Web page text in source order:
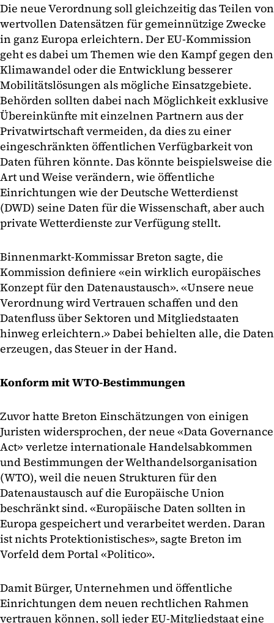
Die neue Verordnung soll gleichzeitig das Teilen von
wertvollen Datensätzen für gemeinnützige Zwecke
in ganz Europa erleichtern. Der EU-Kommission
geht es dabei um Themen wie den Kampf gegen den
Klimawandel oder die Entwicklung besserer
Mobilitätslösungen als mögliche Einsatzgebiete.
Behörden sollten dabei nach Möglichkeit exklusive
Übereinkünfte mit einzelnen Partnern aus der
Privatwirtschaft vermeiden, da dies zu einer
eingeschränkten öffentlichen Verfügbarkeit von
Daten führen könnte. Das könnte beispielsweise die
Art und Weise verändern, wie öffentliche
Einrichtungen wie der Deutsche Wetterdienst
(DWD) seine Daten für die Wissenschaft, aber auch
private Wetterdienste zur Verfügung stellt.
Binnenmarkt-Kommissar Breton sagte, die
Kommission definiere «ein wirklich europäisches
Konzept für den Datenaustausch». «Unsere neue
Verordnung wird Vertrauen schaffen und den
Datenfluss über Sektoren und Mitgliedstaaten
hinweg erleichtern.» Dabei behielten alle, die Daten
erzeugen, das Steuer in der Hand.
Konform mit WTO-Bestimmungen
Zuvor hatte Breton Einschätzungen von einigen
Juristen widersprochen, der neue «Data Governance
Act» verletze internationale Handelsabkommen
und Bestimmungen der Welthandelsorganisation
(WTO), weil die neuen Strukturen für den
Datenaustausch auf die Europäische Union
beschränkt sind. «Europäische Daten sollten in
Europa gespeichert und verarbeitet werden. Daran
ist nichts Protektionistisches», sagte Breton im
Vorfeld dem Portal «Politico».
Damit Bürger, Unternehmen und öffentliche
Einrichtungen dem neuen rechtlichen Rahmen
vertrauen können, soll jeder EU-Mitgliedstaat eine